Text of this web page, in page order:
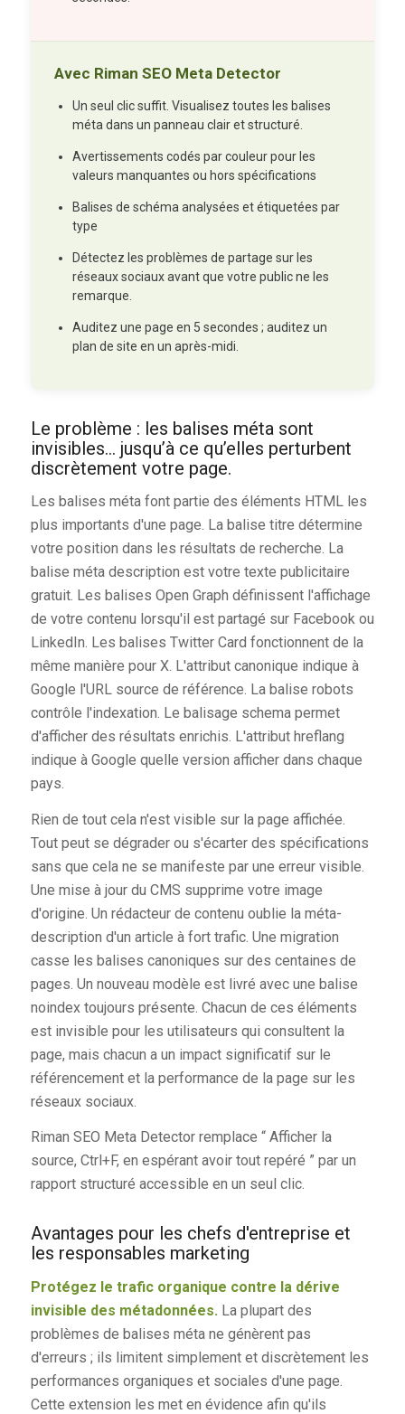
Avec Riman SEO Meta Detector
Un seul clic suffit. Visualisez toutes les balises
méta dans un panneau clair et structuré.
Avertissements codés par couleur pour les
valeurs manquantes ou hors spécifications
Balises de schéma analysées et étiquetées par
type
Détectez les problèmes de partage sur les
réseaux sociaux avant que votre public ne les
remarque.
Auditez une page en 5 secondes ; auditez un
plan de site en un après-midi.
Le problème : les balises méta sont
invisibles… jusqu’à ce qu’elles perturbent
discrètement votre page.
Les balises méta font partie des éléments HTML les
plus importants d'une page. La balise titre détermine
votre position dans les résultats de recherche. La
balise méta description est votre texte publicitaire
gratuit. Les balises Open Graph définissent l'affichage
de votre contenu lorsqu'il est partagé sur Facebook ou
LinkedIn. Les balises Twitter Card fonctionnent de la
même manière pour X. L'attribut canonique indique à
Google l'URL source de référence. La balise robots
contrôle l'indexation. Le balisage schema permet
d'afficher des résultats enrichis. L'attribut hreflang
indique à Google quelle version afficher dans chaque
pays.
Rien de tout cela n'est visible sur la page affichée.
Tout peut se dégrader ou s'écarter des spécifications
sans que cela ne se manifeste par une erreur visible.
Une mise à jour du CMS supprime votre image
d'origine. Un rédacteur de contenu oublie la méta-
description d'un article à fort trafic. Une migration
casse les balises canoniques sur des centaines de
pages. Un nouveau modèle est livré avec une balise
noindex toujours présente. Chacun de ces éléments
est invisible pour les utilisateurs qui consultent la
page, mais chacun a un impact significatif sur le
référencement et la performance de la page sur les
réseaux sociaux.
Riman SEO Meta Detector remplace “ Afficher la
source, Ctrl+F, en espérant avoir tout repéré ” par un
rapport structuré accessible en un seul clic.
Avantages pour les chefs d'entreprise et
les responsables marketing
Protégez le trafic organique contre la dérive
invisible des métadonnées.La plupart des
problèmes de balises méta ne génèrent pas
d'erreurs ; ils limitent simplement et discrètement les
performances organiques et sociales d'une page.
Cette extension les met en évidence afin qu'ils